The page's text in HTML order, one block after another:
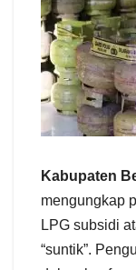
Kabupaten
mengungkap
LPG subsidi
“suntik”.